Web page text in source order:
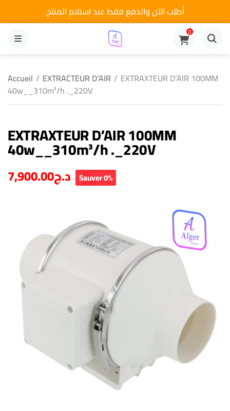
أطلب الآن والدفع فقط عند استلام المنتج
MENU
0
Accueil / EXTRACTEUR D’AIR / EXTRAXTEUR D’AIR 100MM
40w__310m³/h ._220V
EXTRAXTEUR D’AIR 100MM
40w__310m³/h ._220V
د.ج7,900.00 Sauver 0%